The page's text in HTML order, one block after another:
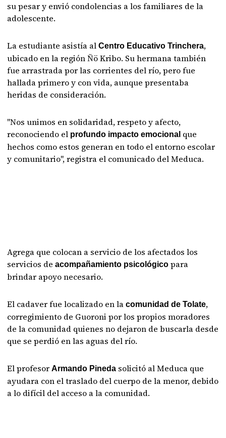
su pesar y envió condolencias a los familiares de la
adolescente.
La estudiante asistía alCentro Educativo Trinchera,
ubicado en la región Ñö Kribo. Su hermana también
fue arrastrada por las corrientes del río, pero fue
hallada primero y con vida, aunque presentaba
heridas de consideración.
"Nos unimos en solidaridad, respeto y afecto,
reconociendo el profundo impacto emocional que
hechos como estos generan en todo el entorno escolar
y comunitario", registra el comunicado del Meduca.
Agrega que colocan a servicio de los afectados los
servicios de acompañamiento psicológico para
brindar apoyo necesario.
El cadaver fue localizado en lacomunidad de Tolate,
corregimiento de Guoroni por los propios moradores
de la comunidad quienes no dejaron de buscarla desde
que se perdió en las aguas del río.
El profesorArmando Pineda solicitó al Meduca que
ayudara con el traslado del cuerpo de la menor, debido
a lo difícil del acceso a la comunidad.